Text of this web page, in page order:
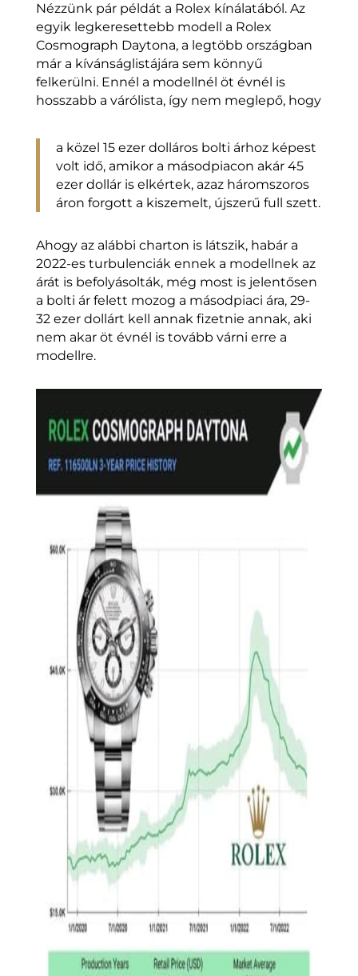
Nézzünk pár példát a Rolex kínálatából. Az
egyik legkeresettebb modell a Rolex
Cosmograph Daytona, a legtöbb országban
már a kívánságlistájára sem könnyű
felkerülni. Ennél a modellnél öt évnél is
hosszabb a várólista, így nem meglepő, hogy
a közel 15 ezer dolláros bolti árhoz képest
volt idő, amikor a másodpiacon akár 45
ezer dollár is elkértek, azaz háromszoros
áron forgott a kiszemelt, újszerű full szett.
Ahogy az alábbi charton is látszik, habár a
2022-es turbulenciák ennek a modellnek az
árát is befolyásolták, még most is jelentősen
a bolti ár felett mozog a másodpiaci ára, 29-
32 ezer dollárt kell annak fizetnie annak, aki
nem akar öt évnél is tovább várni erre a
modellre.